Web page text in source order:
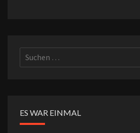
Suchen
nach:
ES WAR EINMAL